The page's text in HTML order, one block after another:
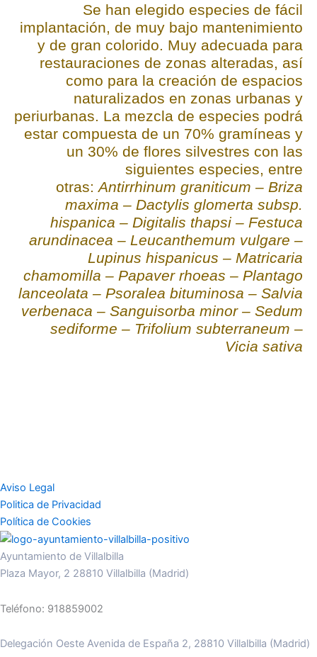
Se han elegido especies de fácil
implantación, de muy bajo mantenimiento
y de gran colorido. Muy adecuada para
restauraciones de zonas alteradas, así
como para la creación de espacios
naturalizados en zonas urbanas y
periurbanas. La mezcla de especies podrá
estar compuesta de un 70% gramíneas y
un 30% de flores silvestres con las
siguientes especies, entre
otras:Antirrhinum graniticum – Briza
maxima – Dactylis glomerta subsp.
hispanica – Digitalis thapsi – Festuca
arundinacea – Leucanthemum vulgare –
Lupinus hispanicus – Matricaria
chamomilla – Papaver rhoeas – Plantago
lanceolata – Psoralea bituminosa – Salvia
verbenaca – Sanguisorba minor – Sedum
sediforme – Trifolium subterraneum –
Vicia sativa
Aviso Legal
Politica de Privacidad
Política de Cookies
Ayuntamiento de Villalbilla
Plaza Mayor, 2 28810 Villalbilla (Madrid)
Teléfono: 918859002
Delegación Oeste Avenida de España 2, 28810 Villalbilla (Madrid)